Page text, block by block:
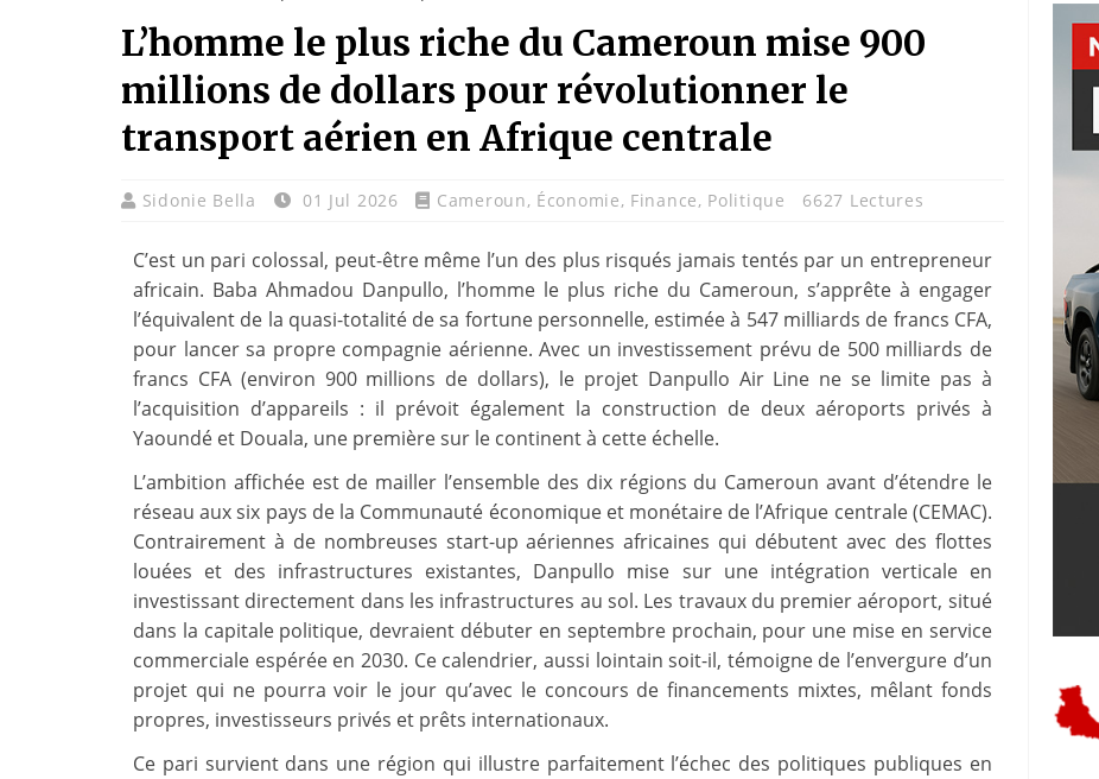
L’homme le plus riche du Cameroun mise 900
millions de dollars pour révolutionner le
transport aérien en Afrique centrale
Sidonie Bella 01 Jul 2026 Cameroun, Économie, Finance, Politique 6627 Lectures
C’est un pari colossal, peut-être même l’un des plus risqués jamais tentés par un entrepreneur
africain. Baba Ahmadou Danpullo, l’homme le plus riche du Cameroun, s’apprête à engager
l’équivalent de la quasi-totalité de sa fortune personnelle, estimée à 547 milliards de francs CFA,
pour lancer sa propre compagnie aérienne. Avec un investissement prévu de 500 milliards de
francs CFA (environ 900 millions de dollars), le projet Danpullo Air Line ne se limite pas à
l’acquisition d’appareils : il prévoit également la construction de deux aéroports privés à
Yaoundé et Douala, une première sur le continent à cette échelle.
L’ambition affichée est de mailler l’ensemble des dix régions du Cameroun avant d’étendre le
réseau aux six pays de la Communauté économique et monétaire de l’Afrique centrale (CEMAC).
Contrairement à de nombreuses start-up aériennes africaines qui débutent avec des flottes
louées et des infrastructures existantes, Danpullo mise sur une intégration verticale en
investissant directement dans les infrastructures au sol. Les travaux du premier aéroport, situé
dans la capitale politique, devraient débuter en septembre prochain, pour une mise en service
commerciale espérée en 2030. Ce calendrier, aussi lointain soit-il, témoigne de l’envergure d’un
projet qui ne pourra voir le jour qu’avec le concours de financements mixtes, mêlant fonds
propres, investisseurs privés et prêts internationaux.
Ce pari survient dans une région qui illustre parfaitement l’échec des politiques publiques en